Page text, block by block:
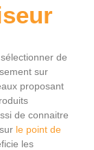
de
sur
proposant
de connaitre
le point de
les